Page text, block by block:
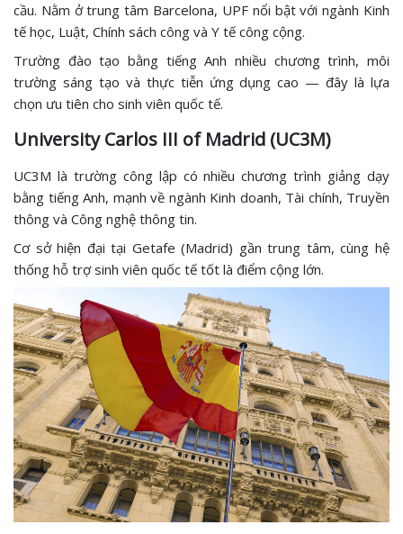
cầu. Nằm ở trung tâm Barcelona, UPF nổi bật với ngành Kinh
tế học, Luật, Chính sách công và Y tế công cộng.
Trường đào tạo bằng tiếng Anh nhiều chương trình, môi
trường sáng tạo và thực tiễn ứng dụng cao — đây là lựa
chọn ưu tiên cho sinh viên quốc tế.
University Carlos III of Madrid (UC3M)
UC3M là trường công lập có nhiều chương trình giảng dạy
bằng tiếng Anh, mạnh về ngành Kinh doanh, Tài chính, Truyền
thông và Công nghệ thông tin.
Cơ sở hiện đại tại Getafe (Madrid) gần trung tâm, cùng hệ
thống hỗ trợ sinh viên quốc tế tốt là điểm cộng lớn.